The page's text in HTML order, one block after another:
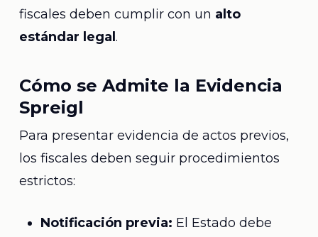
fiscales deben cumplir con un alto
estándar legal .
Cómo se Admite la Evidencia
Spreigl
Para presentar evidencia de actos previos,
los fiscales deben seguir procedimientos
estrictos:
Notificación previa: El Estado debe